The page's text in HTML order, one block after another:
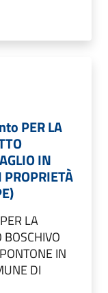
PER LA
IN
PROPRIETÀ
LA
IN
DI